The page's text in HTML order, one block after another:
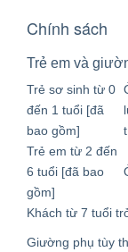
Chính sách
Trẻ em và
Trẻ sơ sinh từ 0
đến 1 tuổi [đã
bao gồm]
Trẻ em từ 2 đến
6 tuổi [đã bao
gồm]
Khách từ 7 tuổi
Giường phụ tùy